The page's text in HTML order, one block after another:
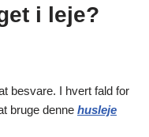
i leje?
besvare. I hvert fald for
bruge denne husleje